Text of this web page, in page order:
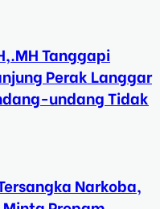
Tanggapi
Perak Langgar
undang Tidak
Narkoba,